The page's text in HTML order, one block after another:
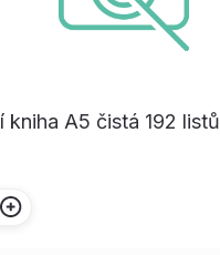
kniha A5 čistá 192 listů